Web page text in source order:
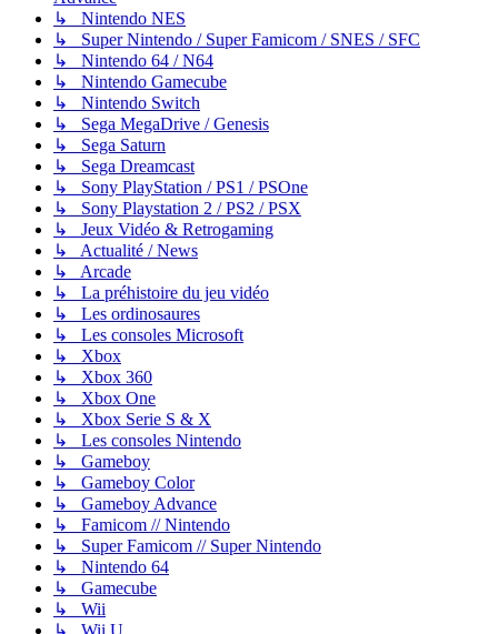
↳ Nintendo NES
↳ Super Nintendo / Super Famicom / SNES / SFC
↳ Nintendo 64 / N64
↳ Nintendo Gamecube
↳ Nintendo Switch
↳ Sega MegaDrive / Genesis
↳ Sega Saturn
↳ Sega Dreamcast
↳ Sony PlayStation / PS1 / PSOne
↳ Sony Playstation 2 / PS2 / PSX
↳ Jeux Vidéo & Retrogaming
↳ Actualité / News
↳ Arcade
↳ La préhistoire du jeu vidéo
↳ Les ordinosaures
↳ Les consoles Microsoft
↳ Xbox
↳ Xbox 360
↳ Xbox One
↳ Xbox Serie S & X
↳ Les consoles Nintendo
↳ Gameboy
↳ Gameboy Color
↳ Gameboy Advance
↳ Famicom // Nintendo
↳ Super Famicom // Super Nintendo
↳ Nintendo 64
↳ Gamecube
↳ Wii